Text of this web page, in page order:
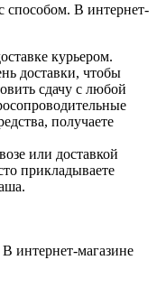
способом. В интернет-
курьером.
доставки, чтобы
сдачу с любой
получаете
или доставкой
прикладываете
интернет-магазине